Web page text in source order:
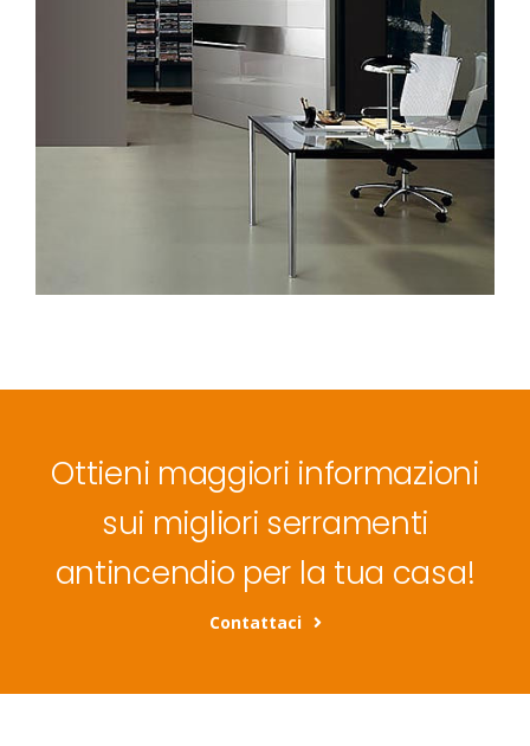
Ottieni maggiori informazioni
sui migliori serramenti
antincendio per la tua casa!
Contattaci